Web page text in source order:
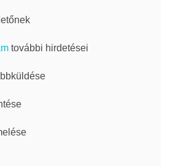
további hirdetései